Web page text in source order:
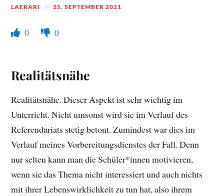
LAERARI 25. SEPTEMBER 2021
0 0
Realitätsnähe
Realitätsnähe. Dieser Aspekt ist sehr wichtig im
Unterricht. Nicht umsonst wird sie im Verlauf des
Referendariats stetig betont. Zumindest war dies im
Verlauf meines Vorbereitungsdienstes der Fall. Denn
nur selten kann man die Schüler*innen motivieren,
wenn sie das Thema nicht interessiert und auch nichts
mit ihrer Lebenswirklichkeit zu tun hat, also ihrem